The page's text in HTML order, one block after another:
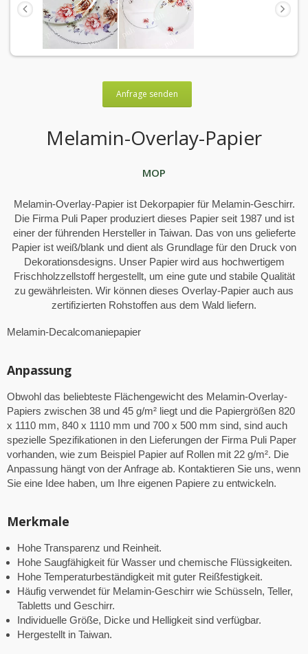
Anfrage senden
Melamin-Overlay-Papier
MOP
Melamin-Overlay-Papier ist Dekorpapier für Melamin-Geschirr.
Die Firma Puli Paper produziert dieses Papier seit 1987 und ist
einer der führenden Hersteller in Taiwan. Das von uns gelieferte
Papier ist weiß/blank und dient als Grundlage für den Druck von
Dekorationsdesigns. Unser Papier wird aus hochwertigem
Frischholzzellstoff hergestellt, um eine gute und stabile Qualität
zu gewährleisten. Wir können dieses Overlay-Papier auch aus
zertifizierten Rohstoffen aus dem Wald liefern.
Melamin-Decalcomaniepapier
Anpassung
Obwohl das beliebteste Flächengewicht des Melamin-Overlay-
Papiers zwischen 38 und 45 g/m² liegt und die Papiergrößen 820
x 1110 mm, 840 x 1110 mm und 700 x 500 mm sind, sind auch
spezielle Spezifikationen in den Lieferungen der Firma Puli Paper
vorhanden, wie zum Beispiel Papier auf Rollen mit 22 g/m². Die
Anpassung hängt von der Anfrage ab. Kontaktieren Sie uns, wenn
Sie eine Idee haben, um Ihre eigenen Papiere zu entwickeln.
Merkmale
Hohe Transparenz und Reinheit.
Hohe Saugfähigkeit für Wasser und chemische Flüssigkeiten.
Hohe Temperaturbeständigkeit mit guter Reißfestigkeit.
Häufig verwendet für Melamin-Geschirr wie Schüsseln, Teller,
Tabletts und Geschirr.
Individuelle Größe, Dicke und Helligkeit sind verfügbar.
Hergestellt in Taiwan.